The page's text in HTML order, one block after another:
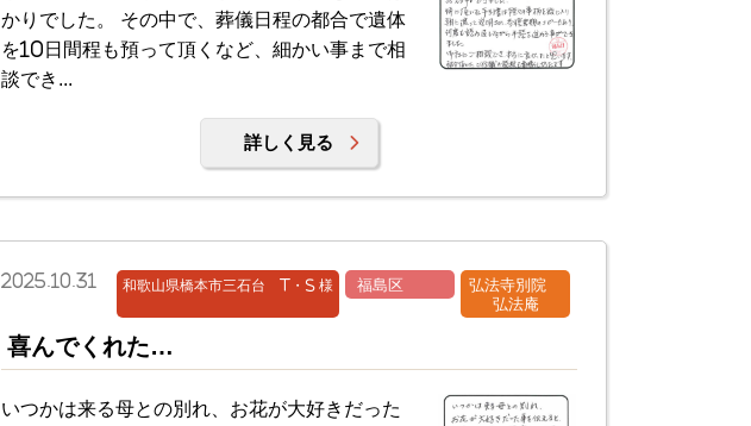
かりでした。 その中で、葬儀日程の都合で遺体
を10日間程も預って頂くなど、細かい事まで相
談でき...
詳しく見る
2025.10.31 和歌山県橋本市三石台 T・S 様 福島区
弘法寺別院
弘法庵
喜んでくれた…
いつかは来る母との別れ、お花が大好きだった